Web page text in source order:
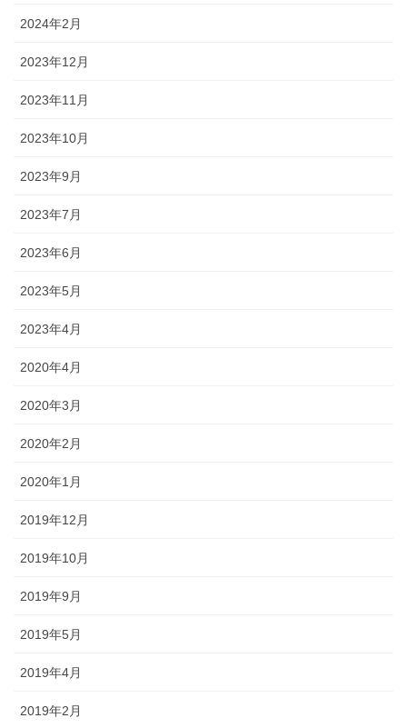
2024年2月
2023年12月
2023年11月
2023年10月
2023年9月
2023年7月
2023年6月
2023年5月
2023年4月
2020年4月
2020年3月
2020年2月
2020年1月
2019年12月
2019年10月
2019年9月
2019年5月
2019年4月
2019年2月